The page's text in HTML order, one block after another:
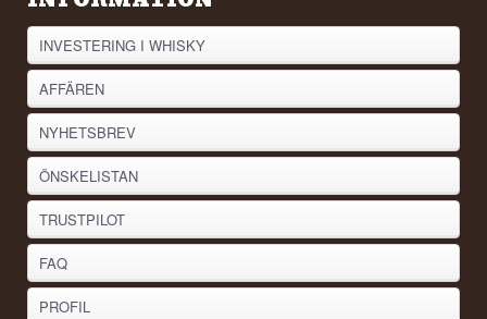
INVESTERING I WHISKY
AFFÄREN
NYHETSBREV
ÖNSKELISTAN
TRUSTPILOT
FAQ
PROFIL